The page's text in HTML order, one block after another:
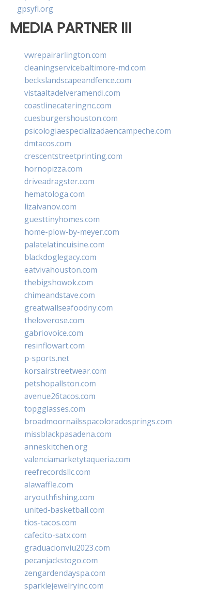
gpsyfl.org
MEDIA PARTNER III
vwrepairarlington.com
cleaningservicebaltimore-md.com
beckslandscapeandfence.com
vistaaltadelveramendi.com
coastlinecateringnc.com
cuesburgershouston.com
psicologiaespecializadaencampeche.com
dmtacos.com
crescentstreetprinting.com
hornopizza.com
driveadragster.com
hematologa.com
lizaivanov.com
guesttinyhomes.com
home-plow-by-meyer.com
palatelatincuisine.com
blackdoglegacy.com
eatvivahouston.com
thebigshowok.com
chimeandstave.com
greatwallseafoodny.com
theloverose.com
gabriovoice.com
resinflowart.com
p-sports.net
korsairstreetwear.com
petshopallston.com
avenue26tacos.com
topgglasses.com
broadmoornailsspacoloradosprings.com
missblackpasadena.com
anneskitchen.org
valenciamarketytaqueria.com
reefrecordsllc.com
alawaffle.com
aryouthfishing.com
united-basketball.com
tios-tacos.com
cafecito-satx.com
graduacionviu2023.com
pecanjackstogo.com
zengardendayspa.com
sparklejewelryinc.com